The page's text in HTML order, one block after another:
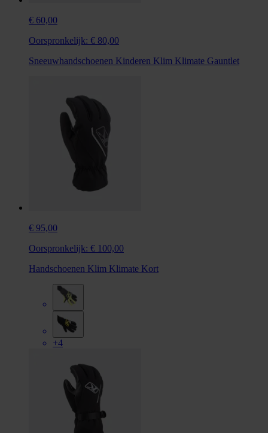
€ 60,00
Oorspronkelijk: € 80,00
Sneeuwhandschoenen Kinderen Klim Klimate Gauntlet
€ 95,00
Oorspronkelijk: € 100,00
Handschoenen Klim Klimate Kort
+4